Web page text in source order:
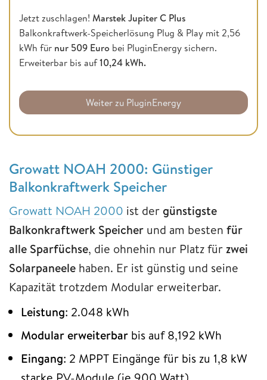
Jetzt zuschlagen! Marstek Jupiter C Plus
Balkonkraftwerk-Speicherlösung Plug & Play mit 2,56
kWh für nur 509 Euro bei PluginEnergy sichern.
Erweiterbar bis auf10,24 kWh.
Weiter zu PluginEnergy
Growatt NOAH 2000: Günstiger
Balkonkraftwerk Speicher
Growatt NOAH 2000 ist der günstigste
Balkonkraftwerk Speicher und am besten für
alle Sparfüchse, die ohnehin nur Platz fürzwei
Solarpaneele haben. Er ist günstig und seine
Kapazität trotzdem Modular erweiterbar.
Leistung: 2.048 kWh
Modular erweiterbar bis auf 8,192 kWh
Eingang: 2 MPPT Eingänge für bis zu 1,8 kW